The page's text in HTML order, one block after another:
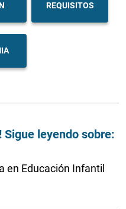
REQUISITOS
Sigue leyendo sobre:
en Educación Infantil